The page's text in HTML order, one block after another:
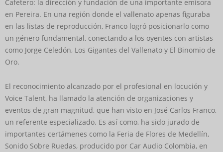
Cafetero: la dirección y fundación de una importante emisora
en Pereira. En una región donde el vallenato apenas figuraba
en las listas de reproducción, Franco logró posicionarlo como
un género fundamental, conectando a los oyentes con artistas
como Jorge Celedón, Los Gigantes del Vallenato y El Binomio de
Oro.
El reconocimiento alcanzado por el profesional en locución y
Voice Talent, ha llamado la atención de organizaciones y
eventos de gran magnitud, que han visto en José Carlos Franco,
un referente especializado. Es así como, ha sido jurado de
importantes certámenes como la Feria de Flores de Medellín,
Sonido Sobre Ruedas, producido por Car Audio Colombia, en